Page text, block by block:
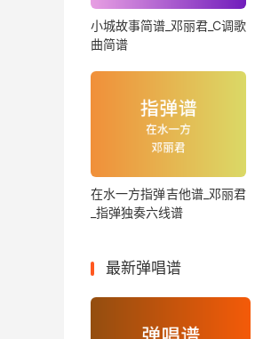
小城故事简谱_邓丽君_C调歌
曲简谱
在水一方指弹吉他谱_邓丽君
_指弹独奏六线谱
最新弹唱谱